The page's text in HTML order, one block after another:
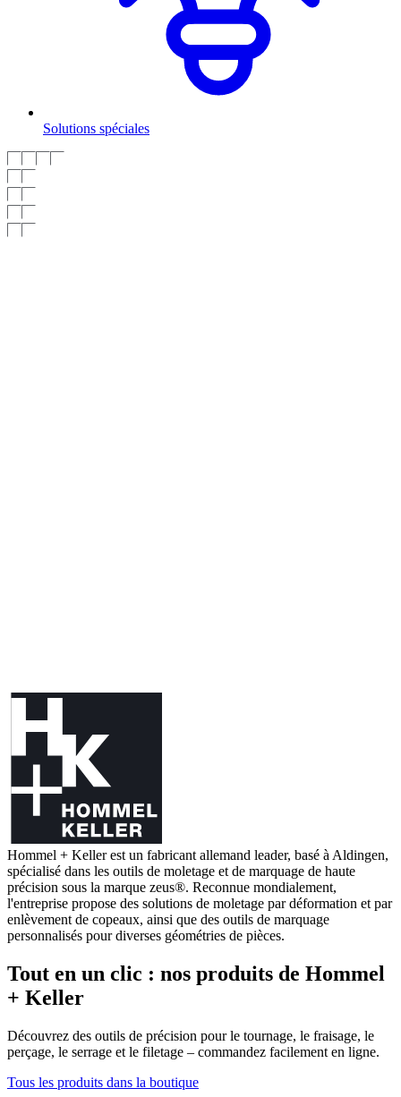
Solutions spéciales
Hommel + Keller est un fabricant allemand leader, basé à Aldingen,
spécialisé dans les outils de moletage et de marquage de haute
précision sous la marque zeus®. Reconnue mondialement,
l'entreprise propose des solutions de moletage par déformation et par
enlèvement de copeaux, ainsi que des outils de marquage
personnalisés pour diverses géométries de pièces.
Tout en un clic : nos produits de Hommel
+ Keller
Découvrez des outils de précision pour le tournage, le fraisage, le
perçage, le serrage et le filetage – commandez facilement en ligne.
Tous les produits dans la boutique